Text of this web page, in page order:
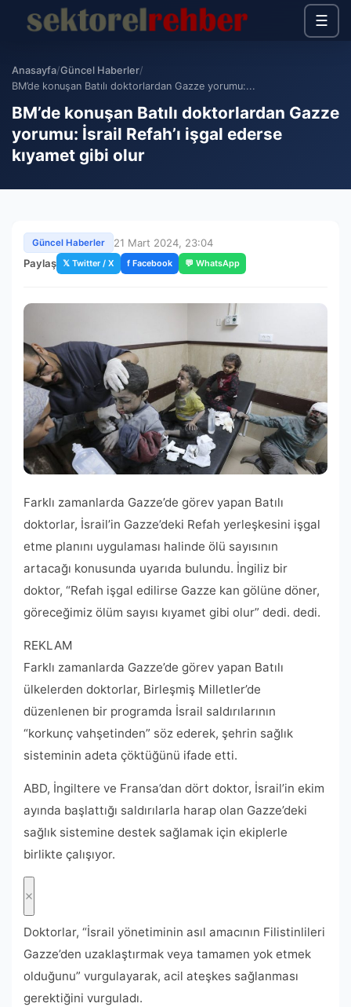
☰
Anasayfa/Güncel Haberler/
BM’de konuşan Batılı doktorlardan Gazze yorumu:...
BM’de konuşan Batılı doktorlardan Gazze
yorumu: İsrail Refah’ı işgal ederse
kıyamet gibi olur
Güncel Haberler
21 Mart 2024, 23:04
Paylaş 𝕏 Twitter / X f Facebook 💬 WhatsApp
Farklı zamanlarda Gazze’de görev yapan Batılı
doktorlar, İsrail’in Gazze’deki Refah yerleşkesini işgal
etme planını uygulaması halinde ölü sayısının
artacağı konusunda uyarıda bulundu. İngiliz bir
doktor, “Refah işgal edilirse Gazze kan gölüne döner,
göreceğimiz ölüm sayısı kıyamet gibi olur” dedi. dedi.
REKLAM
Farklı zamanlarda Gazze’de görev yapan Batılı
ülkelerden doktorlar, Birleşmiş Milletler’de
düzenlenen bir programda İsrail saldırılarının
“korkunç vahşetinden” söz ederek, şehrin sağlık
sisteminin adeta çöktüğünü ifade etti.
ABD, İngiltere ve Fransa’dan dört doktor, İsrail’in ekim
ayında başlattığı saldırılarla harap olan Gazze’deki
sağlık sistemine destek sağlamak için ekiplerle
birlikte çalışıyor.
Doktorlar, “İsrail yönetiminin asıl amacının Filistinlileri
Gazze’den uzaklaştırmak veya tamamen yok etmek
olduğunu” vurgulayarak, acil ateşkes sağlanması
gerektiğini vurguladı.